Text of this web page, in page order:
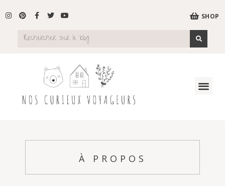
SHOP
À PROPOS